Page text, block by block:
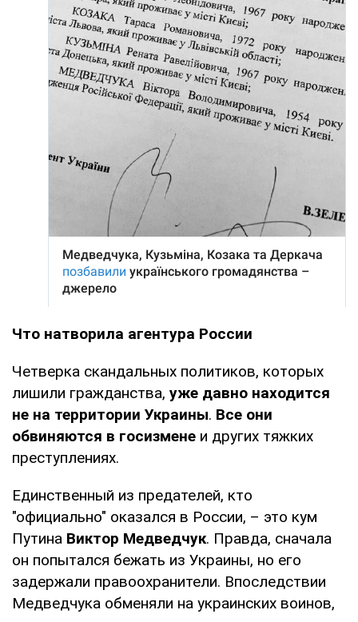
Что натворила агентура России
Четверка скандальных политиков, которых
лишили гражданства, уже давно находится
не на территории Украины. Все они
обвиняются в госизмене и других тяжких
преступлениях.
Единственный из предателей, кто
"официально" оказался в России, – это кум
Путина Виктор Медведчук. Правда, сначала
он попытался бежать из Украины, но его
задержали правоохранители. Впоследствии
Медведчука обменяли на украинских воинов,